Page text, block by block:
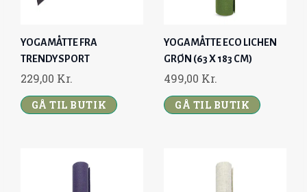
YOGAMÅTTE FRA
TRENDYSPORT
229,00 Kr.
GÅ TIL BUTIK
YOGAMÅTTE ECO LICHEN
GRØN (63 X 183 CM)
499,00 Kr.
GÅ TIL BUTIK